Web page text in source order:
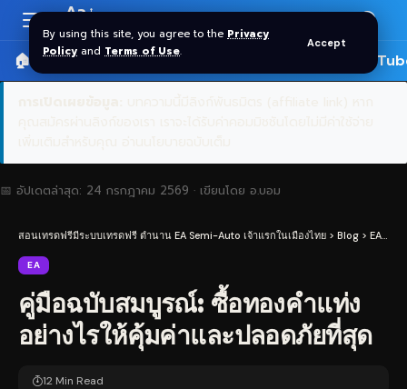
By using this site, you agree to the Privacy
Policy and Terms of Use.
Accept
Resizer
Aa
🏠 หน้าแรก ราคาทอง SPDR 🎬
📅 อัปเดตล่าสุด: 24 กรกฎาคม 2569 · เขียนโดย อ.บอม
สอนเทรดฟรีมีระบบเทรดฟรี ตำนาน EA Semi-Auto เจ้าแรกในเมืองไทย > Blog > EA>
EA
คู่มือฉบับสมบูรณ์: ซื้อทองคำแท่ง
อย่างไรให้คุ้มค่าและปลอดภัยที่สุด
12 Min Read